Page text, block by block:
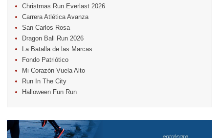
25. KRun by Under Armour
25. Run Alajuela
Noviembre
08. Lindora Run
15. Entre Pan y Rosas
Diciembre
06. Trail Vulcania 2026
12. Media Maratón Puntarenas 2026
Christmas Run Everlast 2026
Carrera Atlética Avanza
San Carlos Rosa
Dragon Ball Run 2026
La Batalla de las Marcas
Fondo Patriótico
Mi Corazón Vuela Alto
Run In The City
Halloween Fun Run